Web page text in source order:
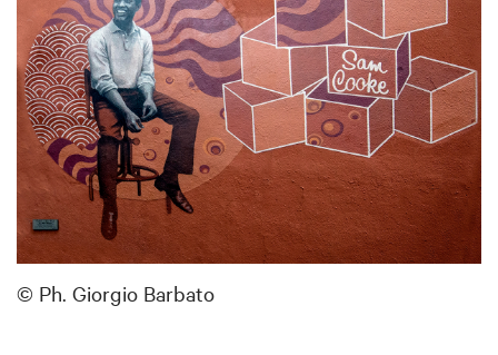
© Ph. Giorgio Barbato